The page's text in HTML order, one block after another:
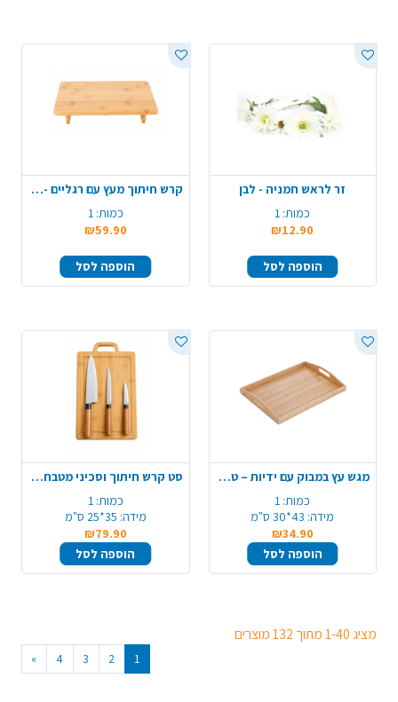
זר לראש חמניה - לבן
כמות: 1
₪12.90
הוספה לסל
קרש חיתוך מעץ עם רגליים - טבעי
כמות: 1
₪59.90
הוספה לסל
מגש עץ במבוק עם ידיות – טבעי
כמות: 1
מידה: 43*30 ס"מ
₪34.90
הוספה לסל
סט קרש חיתוך וסכיני מטבח - טבעי
כמות: 1
מידה: 35*25 ס"מ
₪79.90
הוספה לסל
מציג 1-40 מתוך 132 מוצרים
1
2
3
4
»